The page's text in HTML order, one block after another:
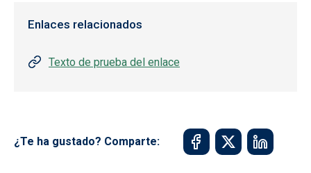
Enlaces relacionados
Texto de prueba del enlace
¿Te ha gustado? Comparte: